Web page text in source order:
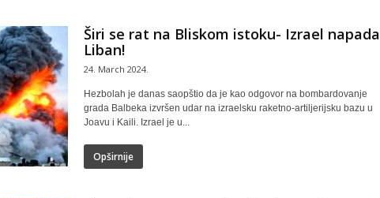
Širi se rat na Bliskom istoku- Izrael napada
Liban!
24. March 2024.
Hezbolah je danas saopštio da je kao odgovor na bombardovanje
grada Balbeka izvršen udar na izraelsku raketno-artiljerijsku bazu u
Joavu i Kaili. Izrael je u...
Opširnije